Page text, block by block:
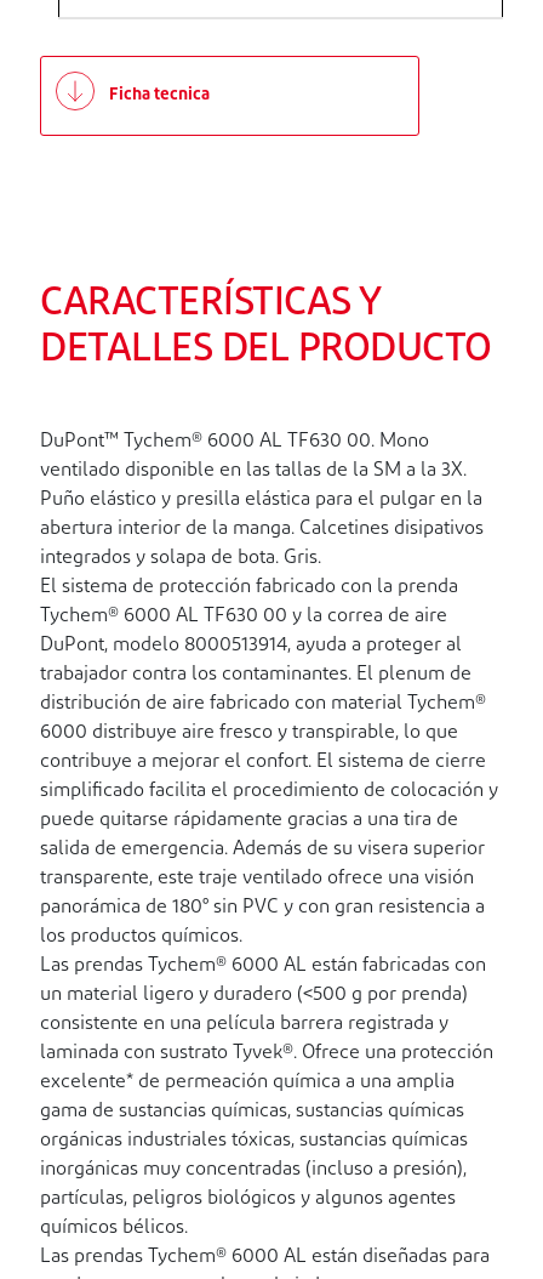
Ficha tecnica
CARACTERÍSTICAS Y
DETALLES DEL PRODUCTO
DuPont™ Tychem® 6000 AL TF630 00. Mono
ventilado disponible en las tallas de la SM a la 3X.
Puño elástico y presilla elástica para el pulgar en la
abertura interior de la manga. Calcetines disipativos
integrados y solapa de bota. Gris.
El sistema de protección fabricado con la prenda
Tychem® 6000 AL TF630 00 y la correa de aire
DuPont, modelo 8000513914, ayuda a proteger al
trabajador contra los contaminantes. El plenum de
distribución de aire fabricado con material Tychem®
6000 distribuye aire fresco y transpirable, lo que
contribuye a mejorar el confort. El sistema de cierre
simplificado facilita el procedimiento de colocación y
puede quitarse rápidamente gracias a una tira de
salida de emergencia. Además de su visera superior
transparente, este traje ventilado ofrece una visión
panorámica de 180° sin PVC y con gran resistencia a
los productos químicos.
Las prendas Tychem® 6000 AL están fabricadas con
un material ligero y duradero (<500 g por prenda)
consistente en una película barrera registrada y
laminada con sustrato Tyvek®. Ofrece una protección
excelente* de permeación química a una amplia
gama de sustancias químicas, sustancias químicas
orgánicas industriales tóxicas, sustancias químicas
inorgánicas muy concentradas (incluso a presión),
partículas, peligros biológicos y algunos agentes
químicos bélicos.
Las prendas Tychem® 6000 AL están diseñadas para